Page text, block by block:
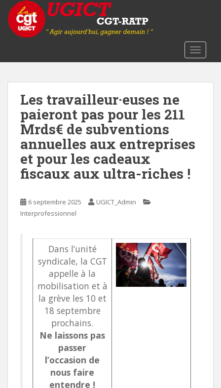
o
Les travailleur·euses ne
paieront pas pour les 211
Mrds€ de subventions
annuelles aux entreprises
et pour les cadeaux
fiscaux aux ultra-riches !
6 septembre 2025
UGICT_Admin
Interprofessionnel
Dans l’unité
syndicale, la CGT
appelle à la
mobilisation et à
la grève les 10 et
18 septembre
prochains.
Ne laissons pas
passer
l’occasion de
nous faire
entendre !